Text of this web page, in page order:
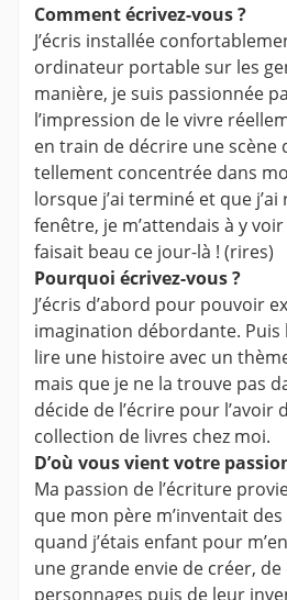
Comment écrivez-vous ?
J’écris installée
ordinateur portable sur les
manière, je suis passionnée
l’impression de le vivre
en train de décrire une scène
tellement concentrée dans
lorsque j’ai terminé et que
fenêtre, je m’attendais à y
faisait beau ce jour-là ! (rires)
Pourquoi écrivez-vous ?
J’écris d’abord pour pouvoir
imagination débordante. Puis
lire une histoire avec un
mais que je ne la trouve pas
décide de l’écrire pour l’avoir
collection de livres chez moi.
D’où vous vient votre
Ma passion de l’écriture
que mon père m’inventait
quand j’étais enfant pour
une grande envie de créer,
personnages puis de leur